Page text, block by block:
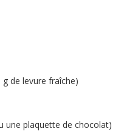
de levure fraîche)
une plaquette de chocolat)